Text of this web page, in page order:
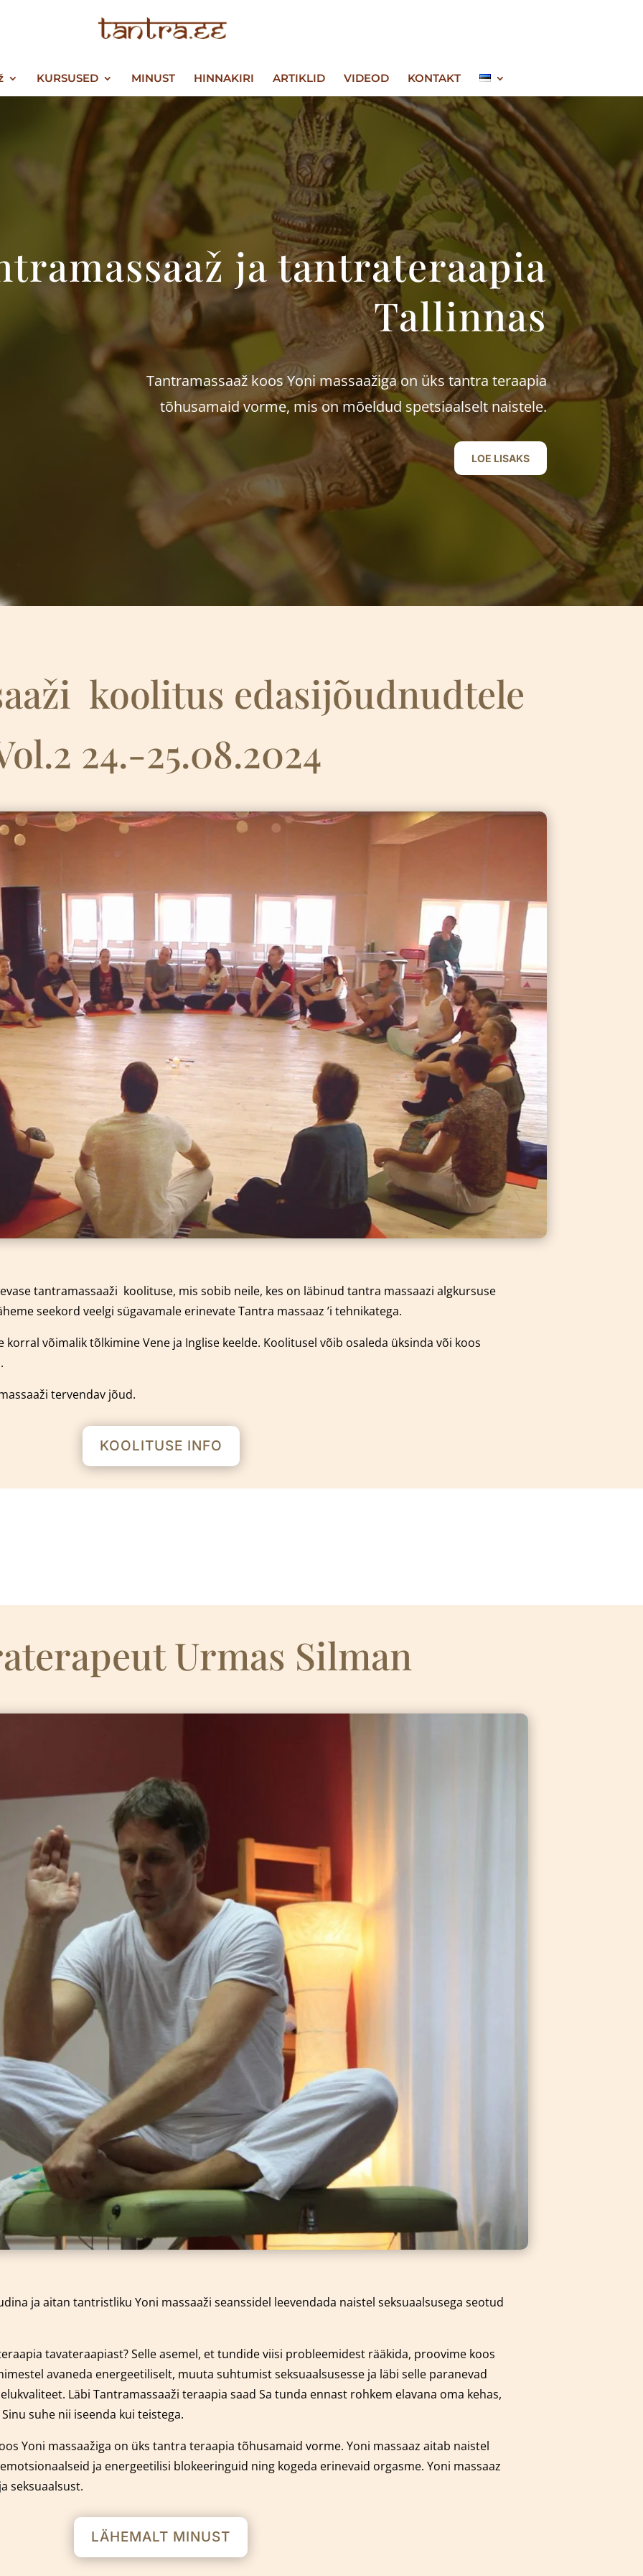
KURSUSED MINUST HINNAKIRI ARTIKLID VIDEOD KONTAKT
ja tantrateraapia
Tallinnas
Tantramassaaž koos Yoni massaažiga on üks tantra teraapia
tõhusamaid vorme, mis on mõeldud spetsiaalselt naistele.
LOE LISAKS
koolitus edasijõudnudtele
24.-25.08.2024
tantramassaaži koolituse, mis sobib neile, kes on läbinud tantra massaazi algkursuse
seekord veelgi sügavamale erinevate Tantra massaaz ’i tehnikatega.
võimalik tõlkimine Vene ja Inglise keelde. Koolitusel võib osaleda üksinda või koos
tervendav jõud.
KOOLITUSE INFO
Urmas Silman
ja aitan tantristliku Yoni massaaži seanssidel leevendada naistel seksuaalsusega seotud
tavateraapiast? Selle asemel, et tundide viisi probleemidest rääkida, proovime koos
avaneda energeetiliselt, muuta suhtumist seksuaalsusesse ja läbi selle paranevad
Läbi Tantramassaaži teraapia saad Sa tunda ennast rohkem elavana oma kehas,
suhe nii iseenda kui teistega.
Yoni massaažiga on üks tantra teraapia tõhusamaid vorme. Yoni massaaz aitab naistel
ja energeetilisi blokeeringuid ning kogeda erinevaid orgasme. Yoni massaaz
seksuaalsust.
LÄHEMALT MINUST